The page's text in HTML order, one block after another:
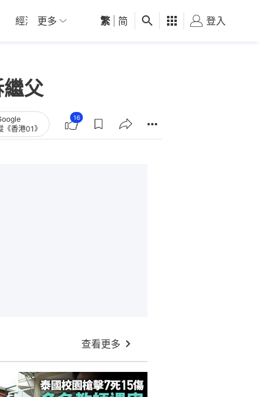
經濟 01深圳 觀點 健康 好食玩飛
更多 繁 简 登入
父
《香港01》
16
查看更多